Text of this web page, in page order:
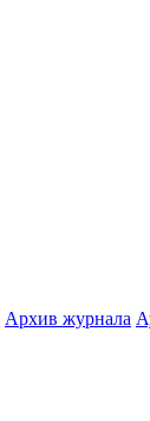
Архив журнала